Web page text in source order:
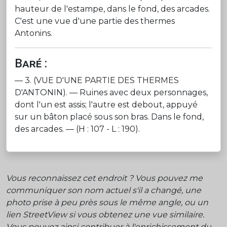
hauteur de l'estampe, dans le fond, des arcades.
C'est une vue d'une partie des thermes
Antonins.
Baré :
— 3. (VUE D'UNE PARTIE DES THERMES
D'ANTONIN). — Ruines avec deux personnages,
dont l'un est assis; l'autre est debout, appuyé
sur un bâton placé sous son bras. Dans le fond,
des arcades. — (H : 107 - L : 190).
Vous reconnaissez cet endroit ? Vous pouvez me
communiquer son nom actuel s'il a changé, une
photo prise à peu près sous le même angle, ou un
lien StreetView si vous obtenez une vue similaire.